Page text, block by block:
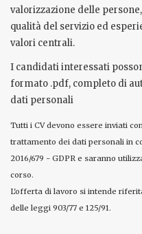
valorizzazione delle
qualità del servizio ed
valori centrali.
I candidati interessati
formato .pdf, completo di
dati personali
Tutti i CV devono essere inviati
trattamento dei dati personali in
2016/679 - GDPR e saranno
corso.
L'offerta di lavoro si intende
delle leggi 903/77 e 125/91.